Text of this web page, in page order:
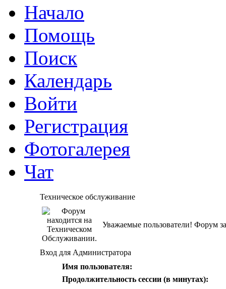
Начало
Помощь
Поиск
Календарь
Войти
Регистрация
Фотогалерея
Чат
Техническое обслуживание
Уважаемые пользователи! Форум
Вход для Администратора
Имя пользователя:
Продолжительность сессии (в минутах):